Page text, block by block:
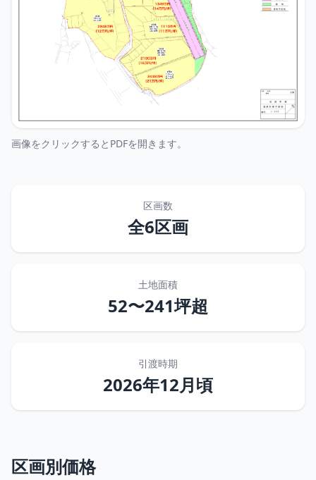
画像をクリックするとPDFを開きます。
区画数
全6区画
土地面積
52〜241坪超
引渡時期
2026年12月頃
区画別価格